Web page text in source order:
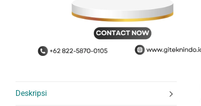
Deskripsi